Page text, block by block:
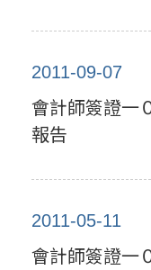
2011-09-07
會計師簽證一
報告
2011-05-11
會計師簽證一